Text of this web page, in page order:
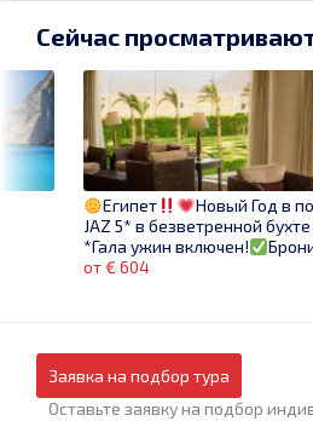
Сейчас
Египет
Новый Год в
JAZ 5* в безветренной бухте
*Гала ужин включен!
от € 604
Заявка на подбор тура
Оставьте заявку на подбор